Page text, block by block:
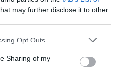
may further disclose it to other
Opt Outs
Sharing of my